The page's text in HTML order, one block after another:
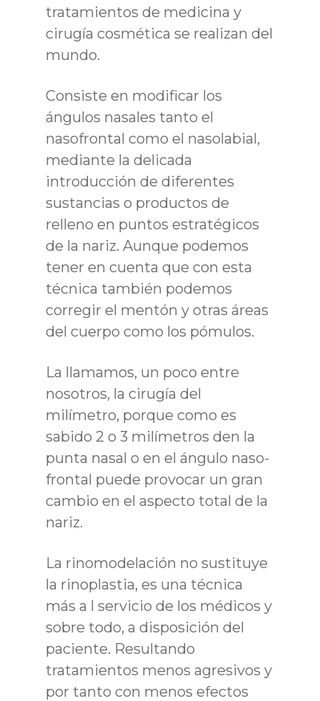
tratamientos de medicina y
cirugía cosmética se realizan del
mundo.
Consiste en modificar los
ángulos nasales tanto el
nasofrontal como el nasolabial,
mediante la delicada
introducción de diferentes
sustancias o productos de
relleno en puntos estratégicos
de la nariz. Aunque podemos
tener en cuenta que con esta
técnica también podemos
corregir el mentón y otras áreas
del cuerpo como los pómulos.
La llamamos, un poco entre
nosotros, la cirugía del
milímetro, porque como es
sabido 2 o 3 milímetros den la
punta nasal o en el ángulo naso-
frontal puede provocar un gran
cambio en el aspecto total de la
nariz.
La rinomodelación no sustituye
la rinoplastia, es una técnica
más a l servicio de los médicos y
sobre todo, a disposición del
paciente. Resultando
tratamientos menos agresivos y
por tanto con menos efectos